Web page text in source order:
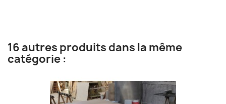
16 autres produits dans la même
catégorie :